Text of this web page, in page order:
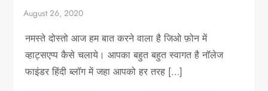
नमस्ते दोस्तो आज हम बात करने वाला है जिओ फ़ोन में
व्हाट्सएप्प कैसे चलाये। आपका बहुत बहुत स्वागत है नॉलेज
फाइंडर हिंदी ब्लॉग में जहा आपको हर तरह […]